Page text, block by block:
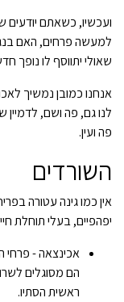
ועכשיו, כשאתם יודעים
למעשה פרחים, האם
שאולי יתווסף לו נופך
אנחנו כמובן נמשיך
לנו גם, פה ושם, לדמיין
פה ועין.
השורדים
אין כמו גינה עטורה
יפהפיים, בעלי תוחלת
אכינצאה - פרחי
הם מסוגלים
ראשית הסתיו.